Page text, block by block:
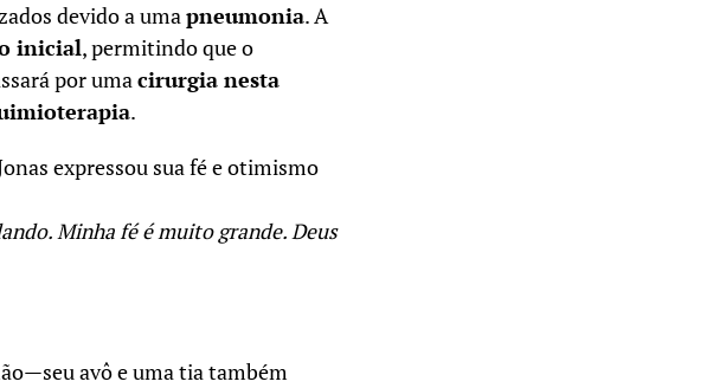
devido a umapneumonia. A
inicial, permitindo que o
por umacirurgia nesta
.
expressou sua fé e otimismo
Minha fé é muito grande. Deus
avô e uma tia também